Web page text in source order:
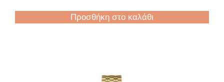
Προσθήκη στο καλάθι